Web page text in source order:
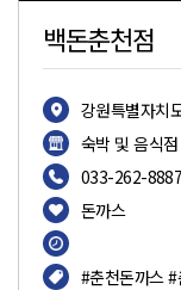
백돈춘천점
강원특별자치
숙박 및 음식점
033-262-8887
돈까스
#춘천돈까스